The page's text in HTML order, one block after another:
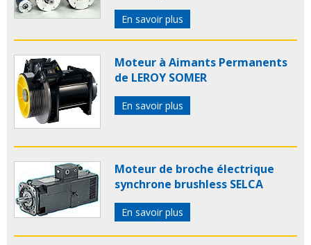
En savoir plus
Moteur à Aimants Permanents
de LEROY SOMER
En savoir plus
Moteur de broche électrique
synchrone brushless SELCA
En savoir plus